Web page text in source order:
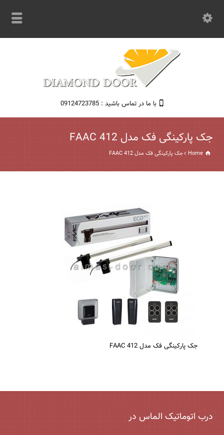
با ما در تماس باشید : 09124723785
جک پارکینگی فک مدل FAAC 412
Home جک پارکینگی فک مدل FAAC 412
جک پارکینگی فک مدل FAAC 412
درب اتوماتیک الماس در